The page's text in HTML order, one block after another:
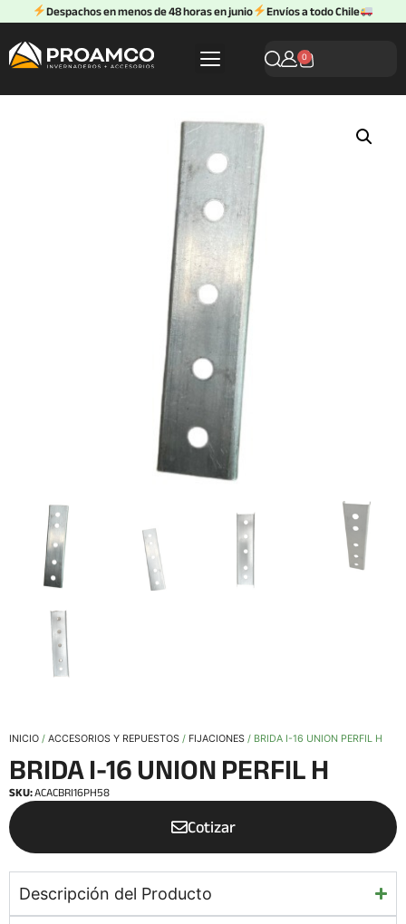
Despachos en menos de 48 horas en junio Envíos a todo Chile
0
INICIO / ACCESORIOS Y REPUESTOS / FIJACIONES / BRIDA I-16 UNION PERFIL H
BRIDA I-16 UNION PERFIL H
SKU:ACACBRI16PH58
Cotizar
Descripción del Producto